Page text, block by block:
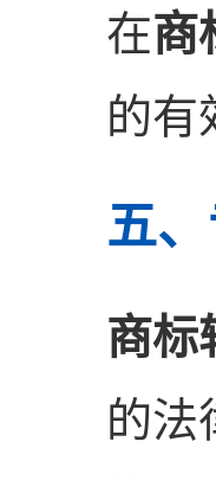
在商
的有
五
商标
的法